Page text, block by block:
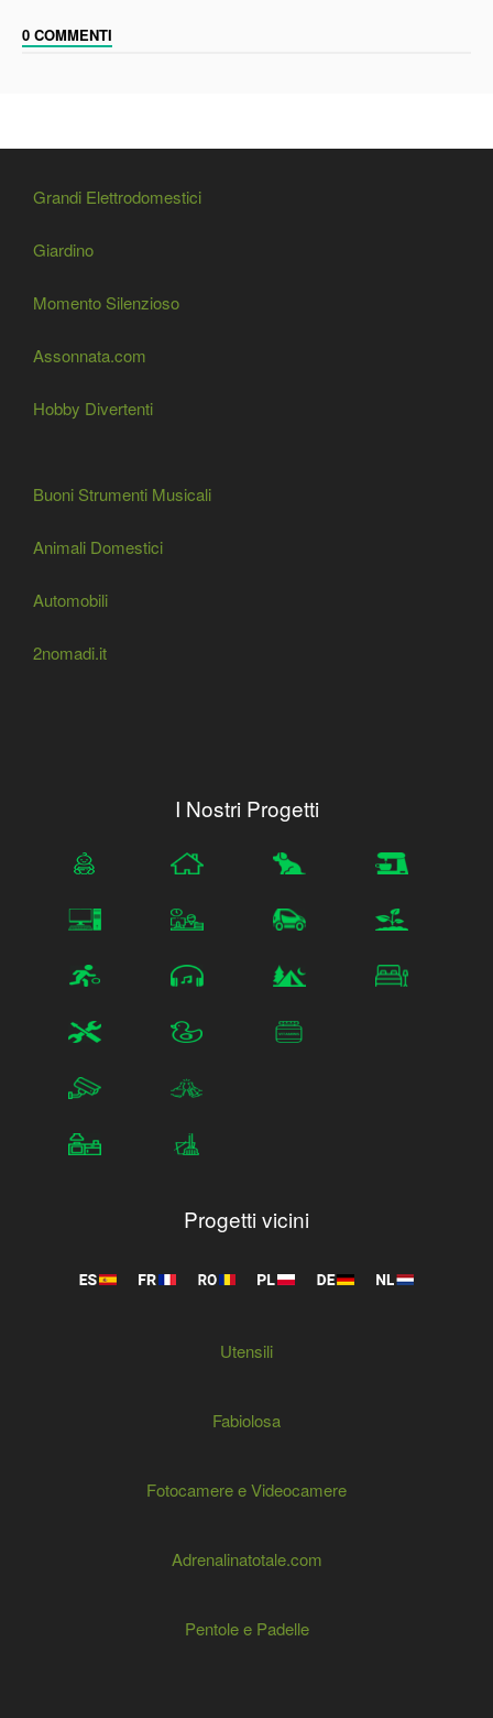
0 COMMENTI
Grandi Elettrodomestici
Giardino
Momento Silenzioso
Assonnata.com
Hobby Divertenti
Buoni Strumenti Musicali
Animali Domestici
Automobili
2nomadi.it
I Nostri Progetti
Progetti vicini
Utensili
Fabiolosa
Fotocamere e Videocamere
Adrenalinatotale.com
Pentole e Padelle